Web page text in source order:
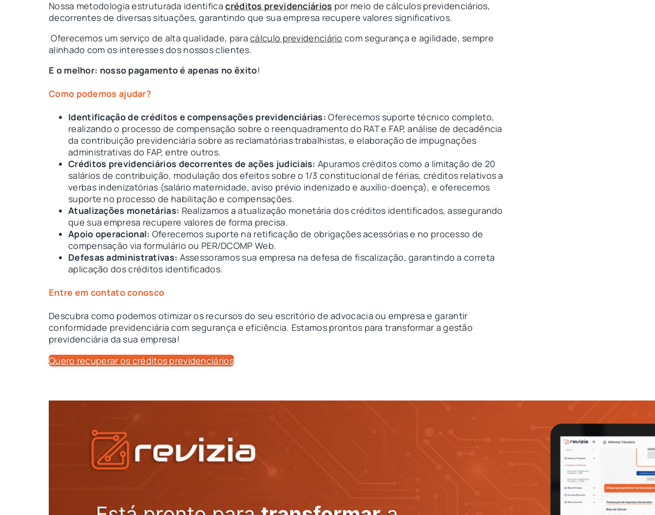
Nossa metodologia estruturada identificacréditos previdenciários por meio de cálculos previdenciários,
decorrentes de diversas situações, garantindo que sua empresa recupere valores significativos.
Oferecemos um serviço de alta qualidade, paracálculo previdenciário comsegurança e agilidade, sempre
alinhado com os interesses dos nossos clientes.
E o melhor: nosso pagamento é apenas no êxito!
Como podemos ajudar?
Identificação de créditos e compensações previdenciárias: Oferecemos suporte técnico completo,
realizando o processo de compensação sobre o reenquadramento do RAT e FAP, análise de decadência
da contribuição previdenciária sobre as reclamatórias trabalhistas, e elaboração de impugnações
administrativas do FAP, entre outros.
Créditos previdenciários decorrentes de ações judiciais: Apuramos créditos como a limitação de 20
salários de contribuição, modulação dos efeitos sobre o 1/3 constitucional de férias, créditos relativos a
verbas indenizatórias (salário maternidade, aviso prévio indenizado e auxílio-doença), e oferecemos
suporte no processo de habilitação e compensações.
Atualizações monetárias: Realizamos a atualização monetária dos créditos identificados, assegurando
que sua empresa recupere valores de forma precisa.
Apoio operacional: Oferecemos suporte na retificação de obrigações acessórias e no processo de
compensação via formulário ou PER/DCOMP Web.
Defesas administrativas: Assessoramos sua empresa na defesa de fiscalização, garantindo a correta
aplicação dos créditos identificados.
Entre em contato conosco
Descubra como podemos otimizar os recursos do seu escritório de advocacia ou empresa e garantir
conformidade previdenciária com segurança e eficiência. Estamos prontos para transformar a gestão
previdenciária da sua empresa!
Quero recuperar os créditos previdenciários